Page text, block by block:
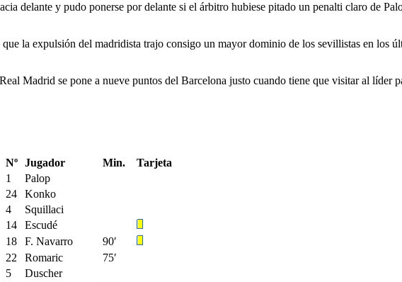
delante y pudo ponerse por delante si el árbitro hubiese pitado un penalti claro de
la expulsión del madridista trajo consigo un mayor dominio de los sevillistas en los
Madrid se pone a nueve puntos del Barcelona justo cuando tiene que visitar al líder
Nº Jugador Min.
Tarjeta
1
Palop
24
Konko
4
Squillaci
14
Escudé
18 F. Navarro
90′
22 Romaric
75′
5
Duscher